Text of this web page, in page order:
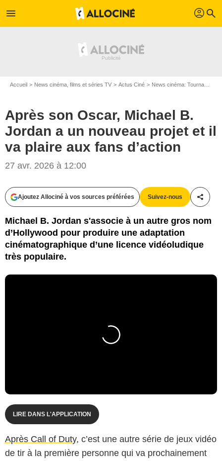
menu profil search
Accueil News cinéma, films et séries TV Actus Ciné News cinéma: Tournages
Après son Oscar, Michael B.
Jordan a un nouveau projet et il
va plaire aux fans d’action
27 avr. 2026 à 12:00
Ajoutez Allociné à vos sources préférées Suivez-nous
Michael B. Jordan s'associe à un autre gros nom
d’Hollywood pour produire une adaptation
cinématographique d’une licence vidéoludique
très populaire.
LIRE DANS L'APPLICATION
Après Call of Duty, c’est une autre série de jeux vidéo
de tir à la première personne qui va prochainement